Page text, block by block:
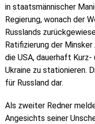
in staatsmännischer
Regierung, wonach der
Russlands
Ratifizierung der
die USA, dauerhaft
Ukraine zu stationieren.
für Russland dar.
Als zweiter Redner
Angesichts seiner